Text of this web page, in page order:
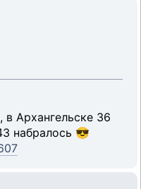
Архангельске 36
набралось 😎